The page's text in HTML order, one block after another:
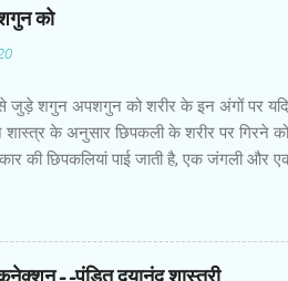
को
जुड़े शगुन अपशगुन को शरीर के इन अंगों पर यदि
के अनुसार छिपकली के शरीर पर गिरने
की छिपकलियां पाई जाती है, एक जंगली
के शरीर पर गिरने को भी शकुन/अपशकुन माना
तरफ गिरना ठीक होता है। इसी प्रकार
ऊपर से नीचे की ओर गिरना अच्छा नहीं होता।